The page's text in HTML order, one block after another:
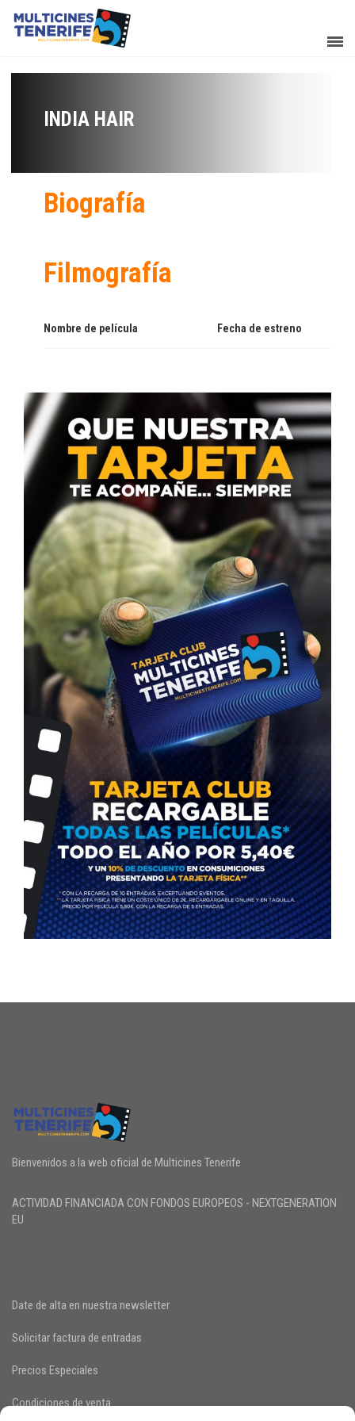
INDIA HAIR
Biografía
Filmografía
Nombre de película Fecha de estreno
Bienvenidos a la web oficial de Multicines Tenerife
ACTIVIDAD FINANCIADA CON FONDOS EUROPEOS - NEXTGENERATION
EU
Date de alta en nuestra newsletter
Solicitar factura de entradas
Precios Especiales
Condiciones de venta